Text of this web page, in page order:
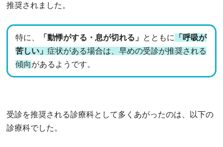
推奨されました。
特に、 「動悸がする・息が切れる」 とともに
「呼吸が
苦しい」 症状がある場合は、早めの受診が推奨される
傾向があるようです。
受診を推奨される診療科として多くあがったのは、以下の
診療科でした。